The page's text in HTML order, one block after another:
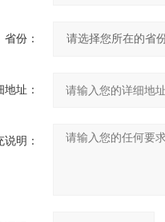
省份：
地址：
说明：